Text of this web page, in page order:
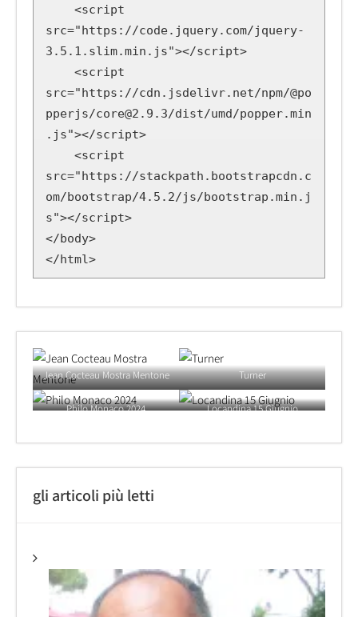
src="https://code.jquery.com/jquery-
3.5.1.slim.min.js"></script>
src="https://cdn.jsdelivr.net/npm/@po
pperjs/core@2.9.3/dist/umd/popper.min
.js"></script>
src="https://stackpath.bootstrapcdn.c
om/bootstrap/4.5.2/js/bootstrap.min.j
s"></script>
</body>
</html>
Jean Cocteau Mostra Mentone Turner
Philo Monaco 2024 Locandina 15 Giugnio
gli articoli più letti